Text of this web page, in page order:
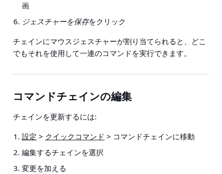
画
ジェスチャーを保存をクリック
チェインにマウスジェスチャーが割り当てられると、どこ
でもそれを使用して一連のコマンドを実行できます。
コマンドチェインの編集
チェインを更新するには:
設定 > クイックコマンド > コマンドチェインに移動
編集するチェインを選択
変更を加える